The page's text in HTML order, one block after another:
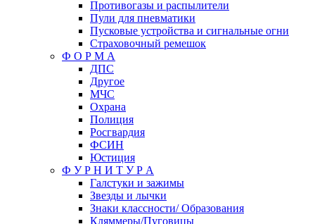
Противогазы и распылители
Пули для пневматики
Пусковые устройства и сигнальные огни
Страховочный ремешок
Ф О Р М А
ДПС
Другое
МЧС
Охрана
Полиция
Росгвардия
ФСИН
Юстиция
Ф У Р Н И Т У Р А
Галстуки и зажимы
Звезды и лычки
Знаки классности/ Образования
Кляммеры/Пуговицы